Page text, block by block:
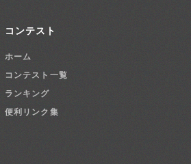
コンテスト
ホーム
コンテスト一覧
ランキング
便利リンク集